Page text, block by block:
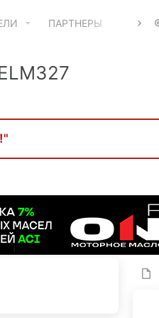
ПАРТНЕРЫ